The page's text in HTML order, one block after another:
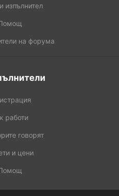
изпълнител
на форума
работи
говорят
и цени